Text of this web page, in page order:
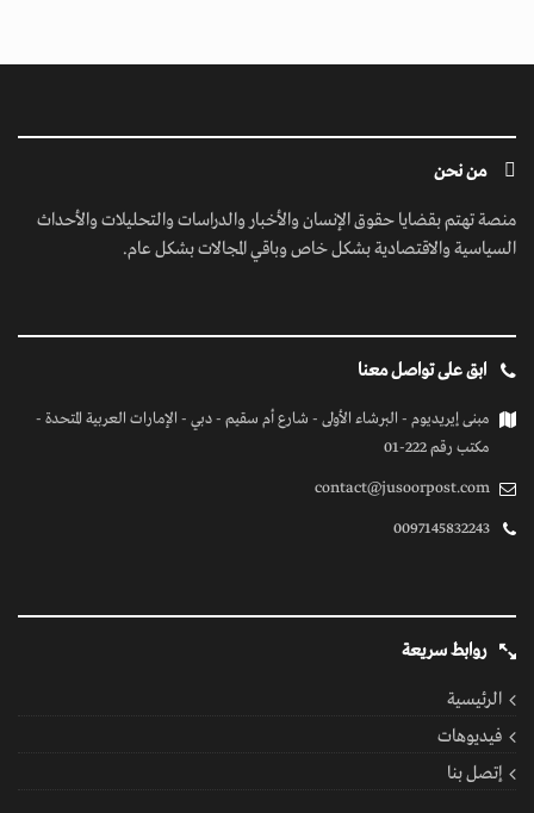
من نحن
منصة تهتم بقضايا حقوق الإنسان والأخبار والدراسات والتحليلات والأحداث
السياسية والاقتصادية بشكل خاص وباقي المجالات بشكل عام.
ابق على تواصل معنا
مبنى إيريديوم - البرشاء الأولى - شارع أم سقيم - دبي - الإمارات العربية المتحدة -
مكتب رقم 222-01
contact@jusoorpost.com
0097145832243
روابط سريعة
الرئيسية
فيديوهات
إتصل بنا